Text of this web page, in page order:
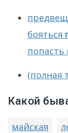
бояться
попасть
(полная
Какой
майская